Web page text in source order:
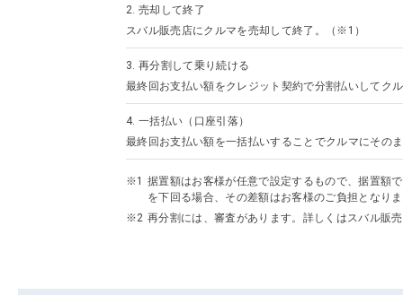
2. 売却して終了
スバル販売店にクルマを売却して終了。（※1）
3. 再分割して乗り続ける
最終回お支払い額をクレジット契約で分割払いしてク
4. 一括払い（口座引落）
最終回お支払い額を一括払いすることでクルマにその
据置額はお客様が任意で設定するもので、据置額
を下回る場合、その差額はお客様のご負担となり
再分割には、審査があります。詳しくはスバル販